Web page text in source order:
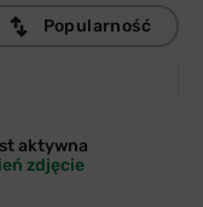
Popularność
aktywna
zdjęcie